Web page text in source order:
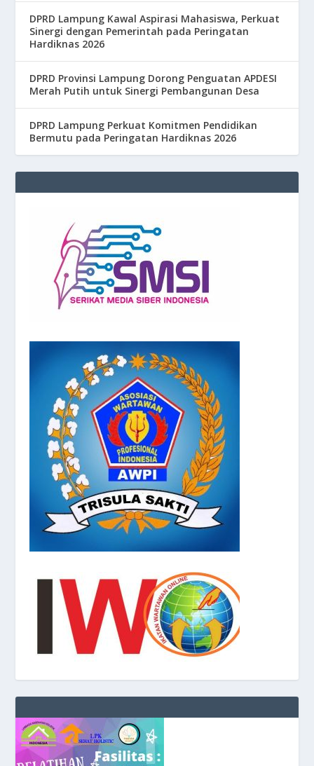
DPRD Lampung Kawal Aspirasi Mahasiswa, Perkuat
Sinergi dengan Pemerintah pada Peringatan
Hardiknas 2026
DPRD Provinsi Lampung Dorong Penguatan APDESI
Merah Putih untuk Sinergi Pembangunan Desa
DPRD Lampung Perkuat Komitmen Pendidikan
Bermutu pada Peringatan Hardiknas 2026